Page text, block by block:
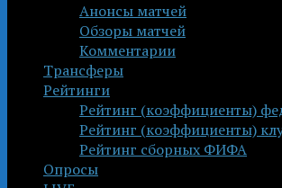
Анонсы матчей
Обзоры матчей
Комментарии
Трансферы
Рейтинги
Рейтинг (коэффициенты)
Рейтинг (коэффициенты)
Рейтинг сборных ФИФА
Опросы